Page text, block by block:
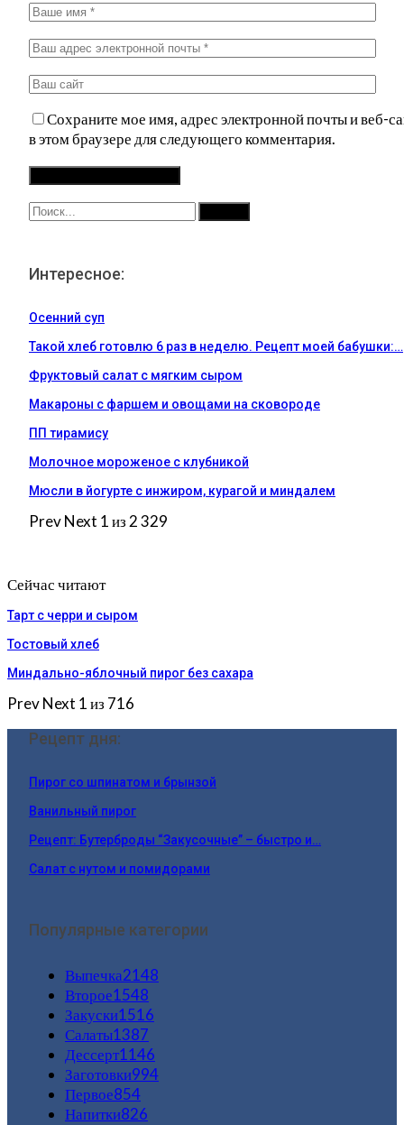
Сохраните мое имя, адрес электронной почты и веб-
в этом браузере для следующего комментария.
Интересное:
Осенний суп
Такой хлеб готовлю 6 раз в неделю. Рецепт моей бабушки:…
Фруктовый салат с мягким сыром
Макароны с фаршем и овощами на сковороде
ПП тирамису
Молочное мороженое с клубникой
Мюсли в йогурте с инжиром, курагой и миндалем
PrevNext 1 из 2 329
Сейчас читают
Тарт с черри и сыром
Тостовый хлеб
Миндально-яблочный пирог без сахара
PrevNext 1 из 716
Рецепт дня:
Пирог со шпинатом и брынзой
Ванильный пирог
Рецепт: Бутерброды “Закусочные” – быстро и…
Салат с нутом и помидорами
Популярные категории
Выпечка2148
Второе1548
Закуски1516
Салаты1387
Дессерт1146
Заготовки994
Первое854
Напитки826